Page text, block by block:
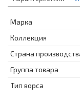
Марка
Коллекция
Страна
Группа товара
Тип ворса